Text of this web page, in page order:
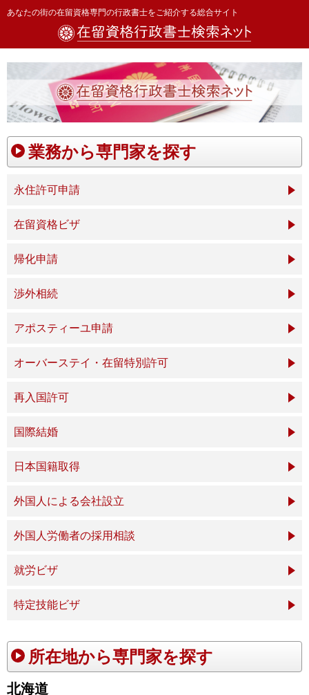
あなたの街の在留資格専門の行政書士をご紹介する総合サイト
業務から専門家を探す
永住許可申請
在留資格ビザ
帰化申請
渉外相続
アポスティーユ申請
オーバーステイ・在留特別許可
再入国許可
国際結婚
日本国籍取得
外国人による会社設立
外国人労働者の採用相談
就労ビザ
特定技能ビザ
所在地から専門家を探す
北海道